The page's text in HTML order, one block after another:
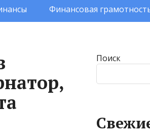
Финансовая
Поиск